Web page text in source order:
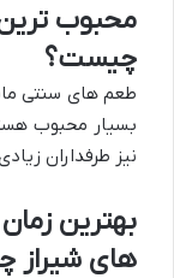
محبوب
چیست؟
طعم های سنتی
بسیار محبوب
نیز طرفداران
بهترین
های شیراز